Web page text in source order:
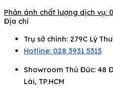
Phản ánh chất lượng dịch vụ:
Địa chỉ
Trụ sở chính: 279C Lý
Hotline: 028 3931 5315
Showroom Thủ Đức: 48
Lái, TP.HCM